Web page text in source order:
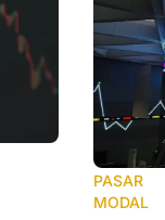
PASAR
MODAL